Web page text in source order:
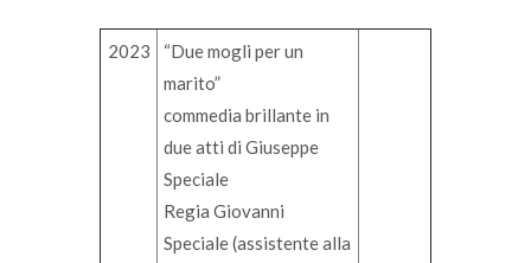
2023
“Due mogli per un
marito”
commedia brillante in
due atti di Giuseppe
Speciale
Regia Giovanni
Speciale (assistente alla